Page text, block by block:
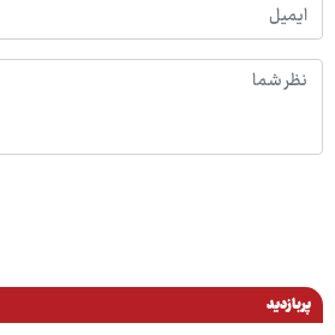
پربازدید